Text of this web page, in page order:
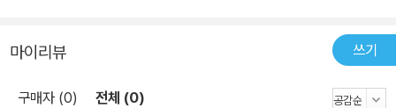
마이리뷰 쓰기
구매자 (0) 전체 (0)